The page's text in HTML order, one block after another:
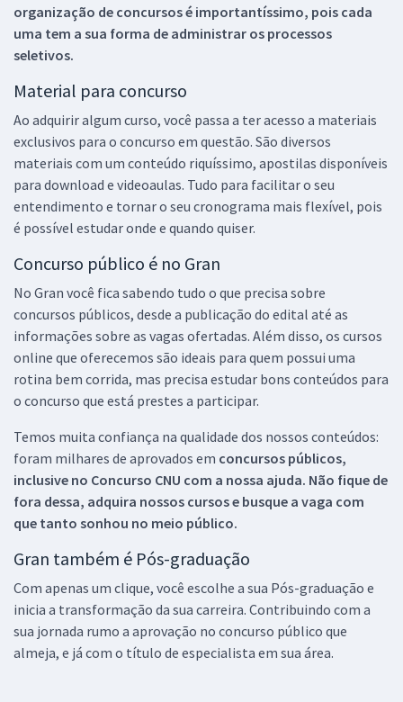
organização de concursos é importantíssimo, pois cada
uma tem a sua forma de administrar os processos
seletivos.
Material para concurso
Ao adquirir algum curso, você passa a ter acesso a materiais
exclusivos para o concurso em questão. São diversos
materiais com um conteúdo riquíssimo, apostilas disponíveis
para download e videoaulas. Tudo para facilitar o seu
entendimento e tornar o seu cronograma mais flexível, pois
é possível estudar onde e quando quiser.
Concurso público é no Gran
No Gran você fica sabendo tudo o que precisa sobre
concursos públicos, desde a publicação do edital até as
informações sobre as vagas ofertadas. Além disso, os cursos
online que oferecemos são ideais para quem possui uma
rotina bem corrida, mas precisa estudar bons conteúdos para
o concurso que está prestes a participar.
Temos muita confiança na qualidade dos nossos conteúdos:
foram milhares de aprovados em concursos públicos,
inclusive no Concurso CNU com a nossa ajuda. Não fique de
fora dessa, adquira nossos cursos e busque a vaga com
que tanto sonhou no meio público.
Gran também é Pós-graduação
Com apenas um clique, você escolhe a sua Pós-graduação e
inicia a transformação da sua carreira. Contribuindo com a
sua jornada rumo a aprovação no concurso público que
almeja, e já com o título de especialista em sua área.